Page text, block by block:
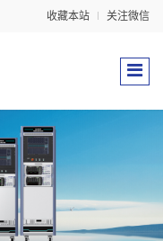
收藏本站 关注微信